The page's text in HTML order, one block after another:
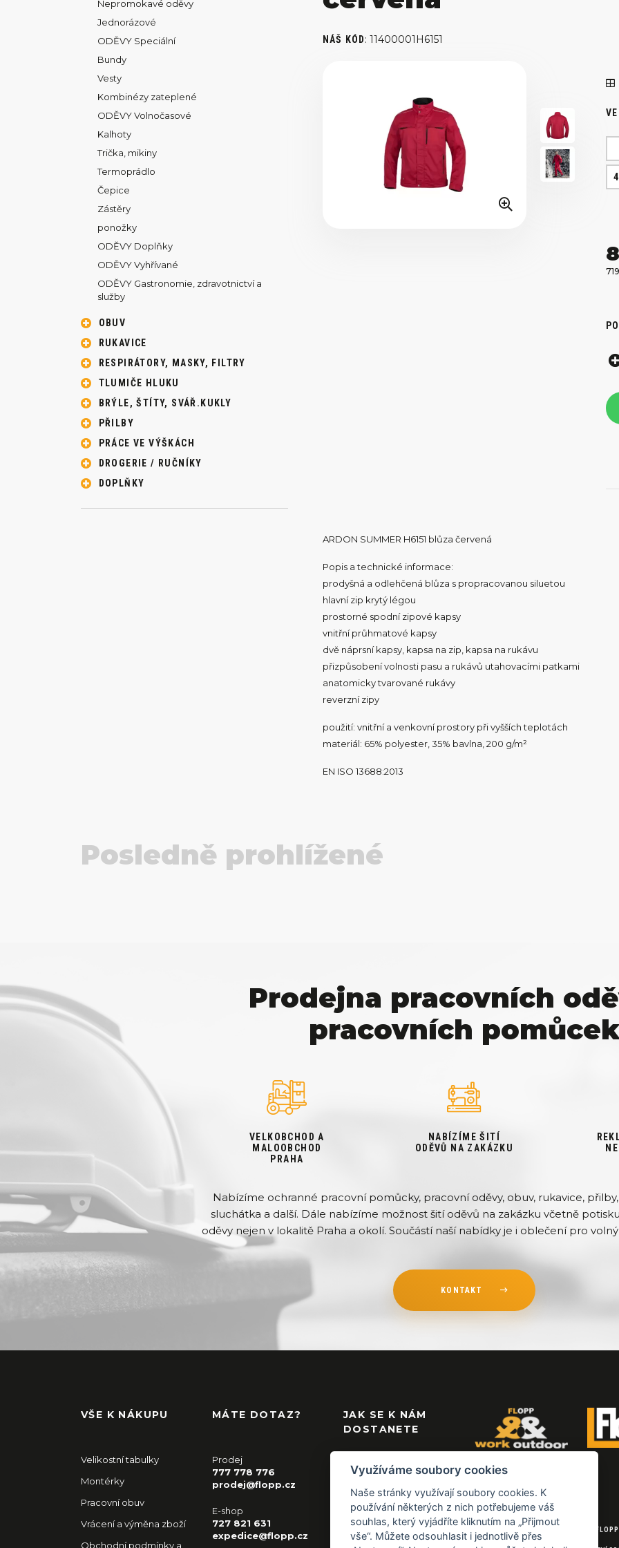
Nepromokavé oděvy
Jednorázové
ODĚVY Speciální
Bundy
Vesty
Kombinézy zateplené
ODĚVY Volnočasové
Kalhoty
Trička, mikiny
Termoprádlo
Čepice
Zástěry
ponožky
ODĚVY Doplňky
ODĚVY Vyhřívané
ODĚVY Gastronomie, zdravotnictví a
služby
OBUV
RUKAVICE
RESPIRÁTORY, MASKY, FILTRY
TLUMIČE HLUKU
BRÝLE, ŠTÍTY, SVÁŘ.KUKLY
PŘILBY
PRÁCE VE VÝŠKÁCH
DROGERIE / RUČNÍKY
DOPLŇKY
NÁŠ KÓD:11400001H6151
ARDON SUMMER H6151 blůza červená
Popis a technické informace:
prodyšná a odlehčená blůza s propracovanou siluetou
hlavní zip krytý légou
prostorné spodní zipové kapsy
vnitřní průhmatové kapsy
dvě náprsní kapsy, kapsa na zip, kapsa na rukávu
přizpůsobení volnosti pasu a rukávů utahovacími patkami
anatomicky tvarované rukávy
reverzní zipy
použití: vnitřní a venkovní prostory při vyšších teplotách
materiál: 65% polyester, 35% bavlna, 200 g/m²
EN ISO 13688:2013
Posledně prohlížené
Prodejna pracovních
pracovních
VELKOBCHOD A
MALOOBCHOD
PRAHA
NABÍZÍME ŠITÍ
ODĚVŮ NA ZAKÁZKU
Nabízíme ochranné pracovní pomůcky, pracovní oděvy, obuv, rukavice, přilby,
sluchátka a další. Dále nabízíme možnost šití oděvů na zakázku včetně
oděvy nejen v lokalitě Praha a okolí. Součástí naší nabídky je i oblečení pro
KONTAKT
VŠE K NÁKUPU
Velikostní tabulky
Montérky
Pracovní obuv
Vrácení a výměna zboží
Obchodní podmínky a
MÁTE DOTAZ?
Prodej
777 778 776
prodej@flopp.cz
E-shop
727 821 631
expedice@flopp.cz
JAK SE K NÁM
DOSTANETE
© 2026
Využíváme soubory cookies
Naše stránky využívají soubory cookies. K
používání některých z nich potřebujeme váš
souhlas, který vyjádříte kliknutím na „Přijmout
vše“. Můžete odsouhlasit i jednotlivě přes